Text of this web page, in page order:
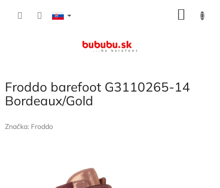
Froddo barefoot G3110265-14
Bordeaux/Gold
Značka: Froddo